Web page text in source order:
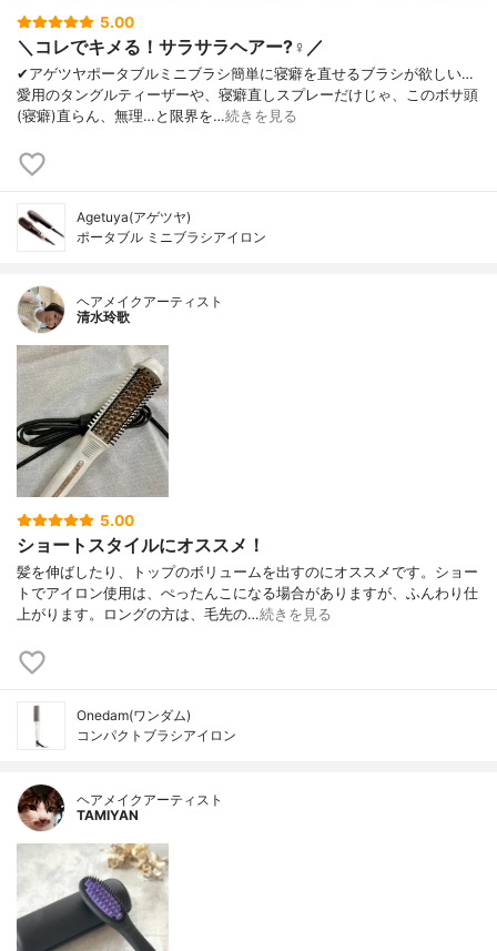
5.00
＼コレでキメる！サラサラヘアー?‍♀️／
✔︎アゲツヤポータブルミニブラシ簡単に寝癖を直せるブラシが欲しい…
愛用のタングルティーザーや、寝癖直しスプレーだけじゃ、このボサ頭
(寝癖)直らん、無理…と限界を…続きを見る
Agetuya(アゲツヤ)
ポータブル ミニブラシアイロン
ヘアメイクアーティスト
清水玲歌
5.00
ショートスタイルにオススメ！
髪を伸ばしたり、トップのボリュームを出すのにオススメです。ショー
トでアイロン使用は、ぺったんこになる場合がありますが、ふんわり仕
上がります。ロングの方は、毛先の…続きを見る
Onedam(ワンダム)
コンパクトブラシアイロン
ヘアメイクアーティスト
TAMIYAN